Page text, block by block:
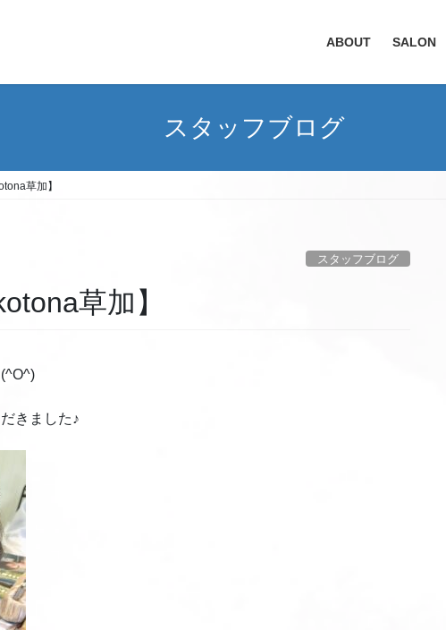
ABOUT SALON
スタッフブログ
草加】
スタッフブログ
草加】
きました♪